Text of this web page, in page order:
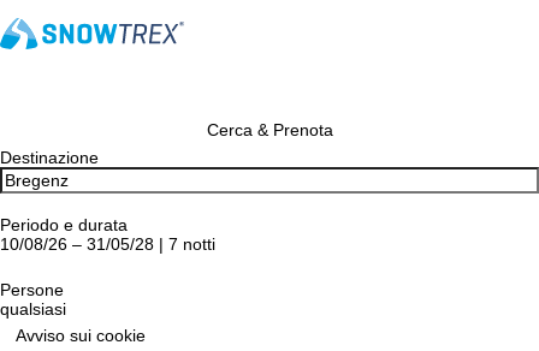
Avviso sui cookie
Cerca & Prenota
Destinazione
Periodo e durata
10/08/26 – 31/05/28 | 7 notti
Persone
qualsiasi